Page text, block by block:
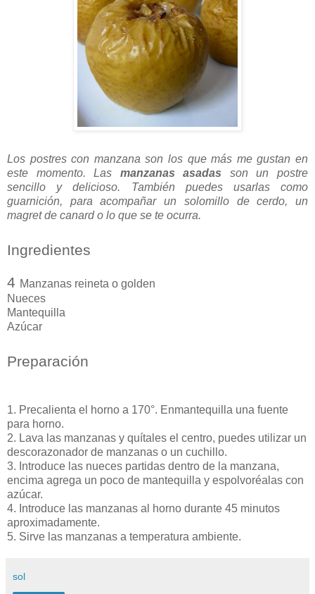
Los postres con manzana son los que más me gustan en
este momento. Las manzanas asadas son un postre
sencillo y delicioso. También puedes usarlas como
guarnición, para acompañar un solomillo de cerdo, un
magret de canard o lo que se te ocurra.
Ingredientes
4 Manzanas reineta o golden
Nueces
Mantequilla
Azúcar
Preparación
1. Precalienta el horno a 170°. Enmantequilla una fuente
para horno.
2. Lava las manzanas y quítales el centro, puedes utilizar un
descorazonador de manzanas o un cuchillo.
3. Introduce las nueces partidas dentro de la manzana,
encima agrega un poco de mantequilla y espolvoréalas con
azúcar.
4. Introduce las manzanas al horno durante 45 minutos
aproximadamente.
5. Sirve las manzanas a temperatura ambiente.
sol